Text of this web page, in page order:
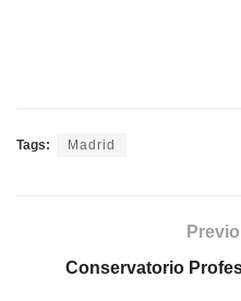
Tags: Madrid
Conservatorio